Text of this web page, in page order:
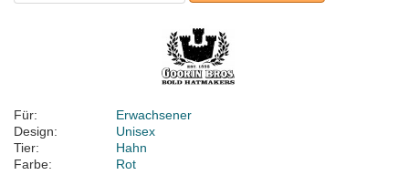
Für:
Erwachsener
Design:
Unisex
Tier:
Hahn
Farbe:
Rot